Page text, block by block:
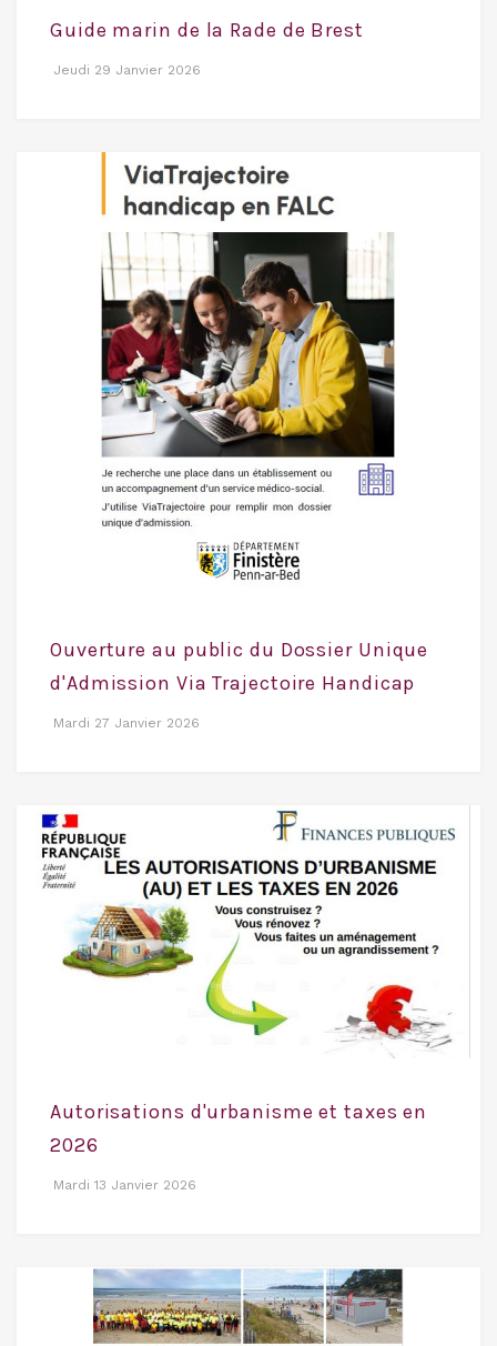
Guide marin de la Rade de Brest
Jeudi 29 Janvier 2026
Ouverture au public du Dossier Unique
d'Admission Via Trajectoire Handicap
Mardi 27 Janvier 2026
Autorisations d'urbanisme et taxes en
2026
Mardi 13 Janvier 2026